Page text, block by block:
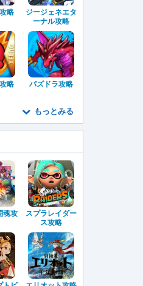
略
ジージェネエタ
ーナル攻略
略 パズドラ攻略
もっとみる
魂攻
スプラレイダー
ス攻略